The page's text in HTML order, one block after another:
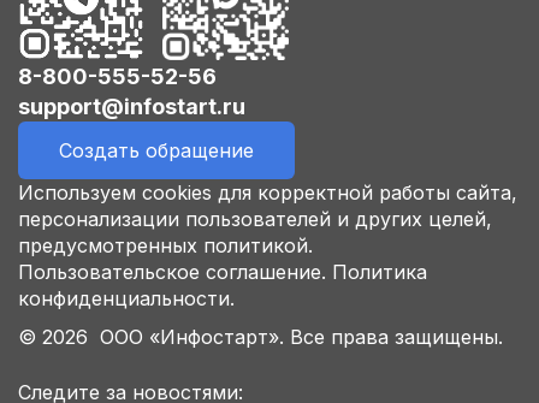
8-800-555-52-56
support@infostart.ru
Создать обращение
Используем cookies для корректной работы сайта,
персонализации пользователей и других целей,
предусмотренных политикой.
Пользовательское соглашение. Политика
конфиденциальности.
© 2026 ООО «Инфостарт». Все права защищены.
Следите за новостями: